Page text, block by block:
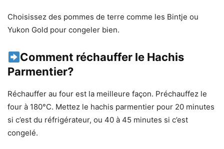
Choisissez des pommes de terre comme les Bintje ou
Yukon Gold pour congeler bien.
Comment réchauffer le Hachis
Parmentier?
Réchauffer au four est la meilleure façon. Préchauffez le
four à 180°C. Mettez le hachis parmentier pour 20 minutes
si c’est du réfrigérateur, ou 40 à 45 minutes si c’est
congelé.